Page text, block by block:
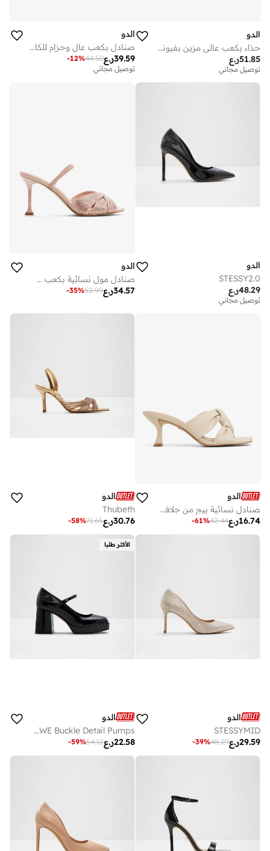
الدو
حذاء بكعب عالي مزين بفيونكة وحزام للكاحل
ر.ع51.85
توصيل مجاني
الدو
صنادل بكعب عالٍ وحزام للكاحل
ر.ع39.59
44.50
-12%
توصيل مجاني
الدو
STESSY2.0
ر.ع48.29
توصيل مجاني
الدو
صنادل مول نسائية بكعب ضوء القمر
ر.ع34.57
52.99
-35%
الدو
صنادل نسائية بيج من جلافث-إن
ر.ع16.74
42.44
-61%
الدو
Thubeth
ر.ع30.76
71.65
-58%
الدو
STESSYMID
ر.ع29.59
48.29
-39%
الأكثر طلبا
الدو
TROWE Buckle Detail Pumps
ر.ع22.58
54.12
-59%